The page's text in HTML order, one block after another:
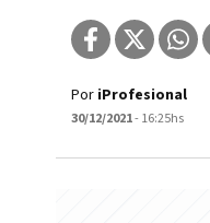
Por iProfesional
30/12/2021- 16:25hs